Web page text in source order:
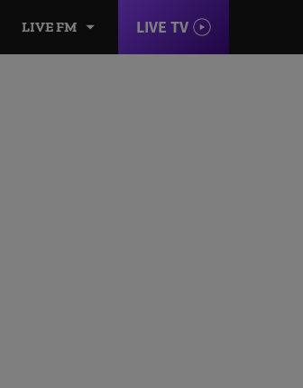
LIVE FM LIVE TV